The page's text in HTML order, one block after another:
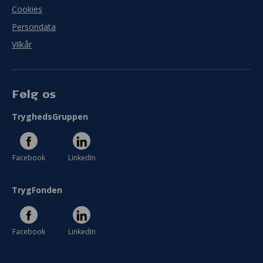
Cookies
Persondata
Vilkår
Følg os
TryghedsGruppen
Facebook LinkedIn
TrygFonden
Facebook LinkedIn